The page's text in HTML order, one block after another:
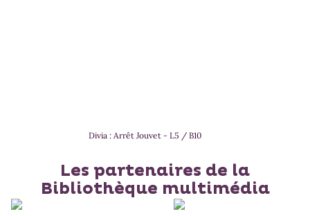
Divia : Arrêt Jouvet - L5 / B10
Les partenaires de la
Bibliothèque multimédia